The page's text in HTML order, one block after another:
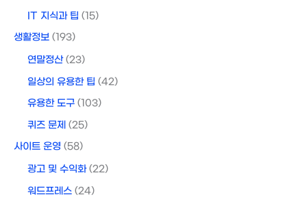
IT 지식과 팁 (15)
생활정보 (193)
연말정산(23)
일상의 유용한 팁 (42)
유용한 도구 (103)
퀴즈 문제 (25)
사이트 운영 (58)
광고 및 수익화(22)
워드프레스 (24)